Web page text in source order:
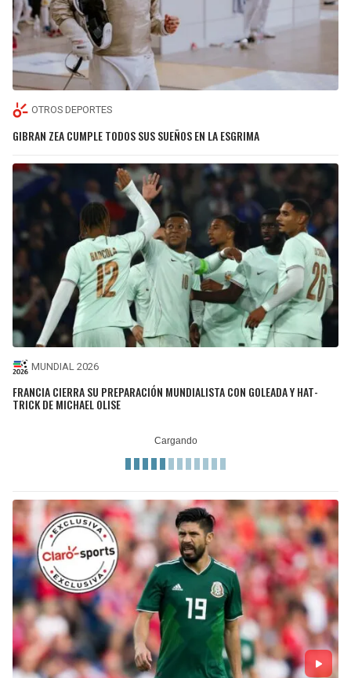
OTROS DEPORTES
GIBRAN ZEA CUMPLE TODOS SUS SUEÑOS EN LA ESGRIMA
MUNDIAL 2026
FRANCIA CIERRA SU PREPARACIÓN MUNDIALISTA CON GOLEADA Y HAT-
TRICK DE MICHAEL OLISE